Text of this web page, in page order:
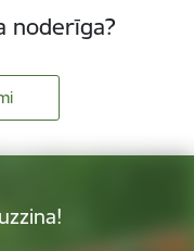
noderīga?